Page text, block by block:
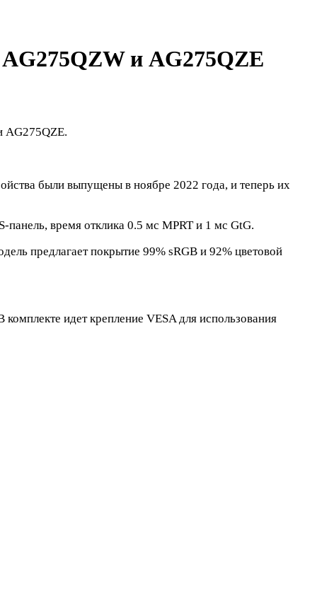
и AG275QZE
AG275QZE.
были выпущены в ноябре 2022 года, и теперь их
время отклика 0.5 мс MPRT и 1 мс GtG.
предлагает покрытие 99% sRGB и 92% цветовой
идет крепление VESA для использования